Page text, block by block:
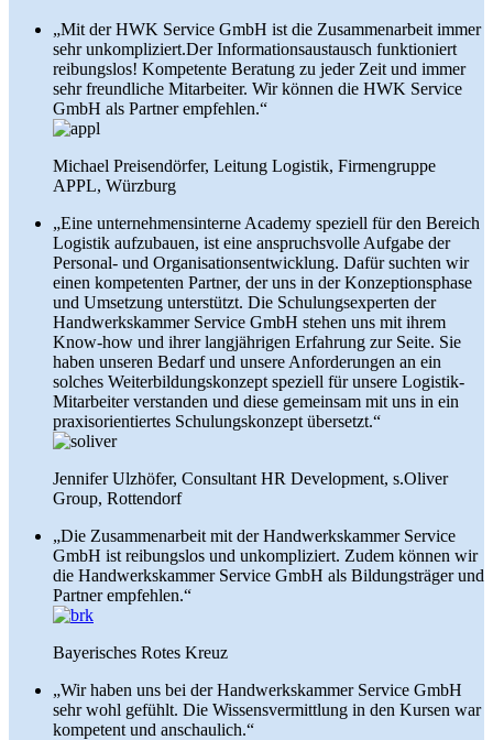
„Mit der HWK Service GmbH ist die Zusammenarbeit immer
sehr unkompliziert.Der Informationsaustausch funktioniert
reibungslos! Kompetente Beratung zu jeder Zeit und immer
sehr freundliche Mitarbeiter. Wir können die HWK Service
GmbH als Partner empfehlen.“
Michael Preisendörfer, Leitung Logistik, Firmengruppe
APPL, Würzburg
„Eine unternehmensinterne Academy speziell für den Bereich
Logistik aufzubauen, ist eine anspruchsvolle Aufgabe der
Personal- und Organisationsentwicklung. Dafür suchten wir
einen kompetenten Partner, der uns in der Konzeptionsphase
und Umsetzung unterstützt. Die Schulungsexperten der
Handwerkskammer Service GmbH stehen uns mit ihrem
Know-how und ihrer langjährigen Erfahrung zur Seite. Sie
haben unseren Bedarf und unsere Anforderungen an ein
solches Weiterbildungskonzept speziell für unsere Logistik-
Mitarbeiter verstanden und diese gemeinsam mit uns in ein
praxisorientiertes Schulungskonzept übersetzt.“
Jennifer Ulzhöfer, Consultant HR Development, s.Oliver
Group, Rottendorf
„Die Zusammenarbeit mit der Handwerkskammer Service
GmbH ist reibungslos und unkompliziert. Zudem können wir
die Handwerkskammer Service GmbH als Bildungsträger und
Partner empfehlen.“
Bayerisches Rotes Kreuz
„Wir haben uns bei der Handwerkskammer Service GmbH
sehr wohl gefühlt. Die Wissensvermittlung in den Kursen war
kompetent und anschaulich.“